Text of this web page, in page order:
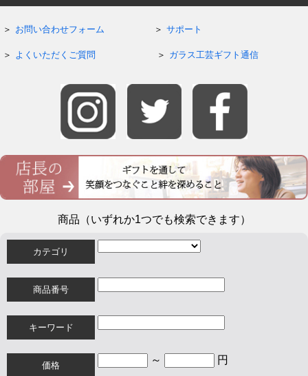
お問い合わせフォーム サポート
よくいただくご質問 ガラス工芸ギフト通信
商品（いずれか1つでも検索できます）
カテゴリ
商品番号
キーワード
価格 ～ 円